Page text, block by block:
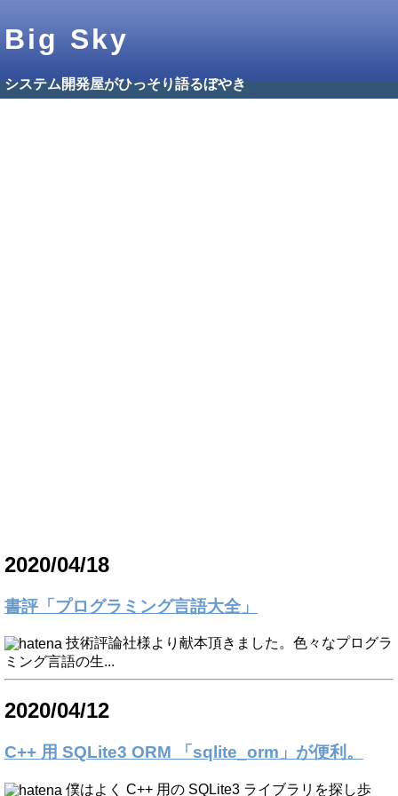
Big Sky
システム開発屋がひっそり語るぼやき
2020/04/18
書評「プログラミング言語大全」
技術評論社様より献本頂きました。色々なプログラ
ミング言語の生...
2020/04/12
C++ 用 SQLite3 ORM 「sqlite_orm」が便利。
僕はよく C++ 用の SQLite3 ライブラリを探し歩